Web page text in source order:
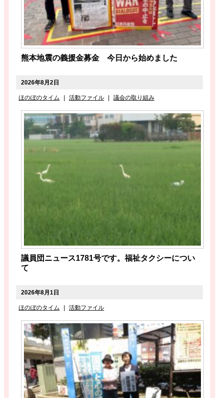
熊本地震の義援金募金 今日から始めました
2026年8月2日
ほのぼのタイム 活動ファイル 議会の取り組み
議員団ニュース1781号です。福祉タクシーについ
て
2026年8月1日
ほのぼのタイム 活動ファイル